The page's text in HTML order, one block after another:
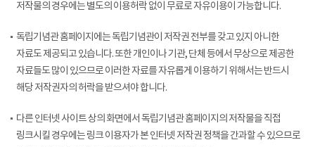
저작물의 경우에는 별도의 이용허락 없이 무료로 자유이용이 가능합니다.
독립기념관 홈페이지에는 독립기념관이 저작권 전부를 갖고 있지 아니한
자료도 제공되고 있습니다. 또한 개인이나 기관, 단체 등에서 무상으로 제공한
자료들도 많이 있으므로 이러한 자료를 자유롭게 이용하기 위해서는 반드시
해당 저작권자의 허락을 받으셔야 합니다.
다른 인터넷 사이트 상의 화면에서 독립기념관 홈페이지의 저작물을 직접
링크시킬 경우에는 링크 이용자가 본 인터넷 저작권 정책을 간과할 수 있으므로